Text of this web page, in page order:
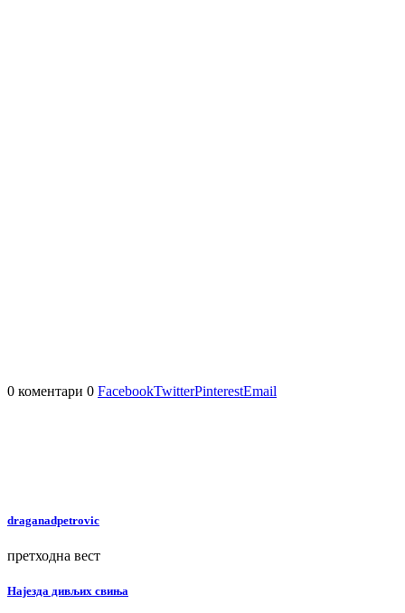
0 коментари 0 FacebookTwitterPinterestEmail
draganadpetrovic
претходна вест
Најездa дивљих свиња